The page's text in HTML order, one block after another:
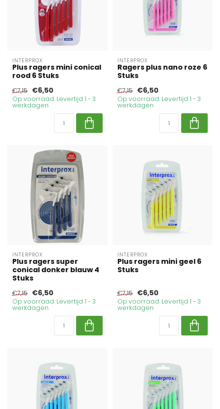
INTERPROX
Plus ragers mini conical
rood 6 Stuks
€7,15 €6,50
Op voorraad. Levertijd 1 - 3
werkdagen
INTERPROX
Ragers plus nano roze 6
Stuks
€7,15 €6,50
Op voorraad. Levertijd 1 - 3
werkdagen
INTERPROX
Plus ragers super
conical donker blauw 4
Stuks
€7,15 €6,50
Op voorraad. Levertijd 1 - 3
werkdagen
INTERPROX
Plus ragers mini geel 6
Stuks
€7,15 €6,50
Op voorraad. Levertijd 1 - 3
werkdagen